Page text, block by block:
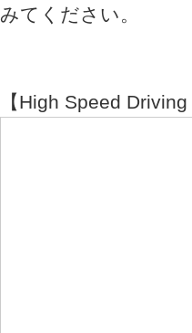
みてください。
【High Speed